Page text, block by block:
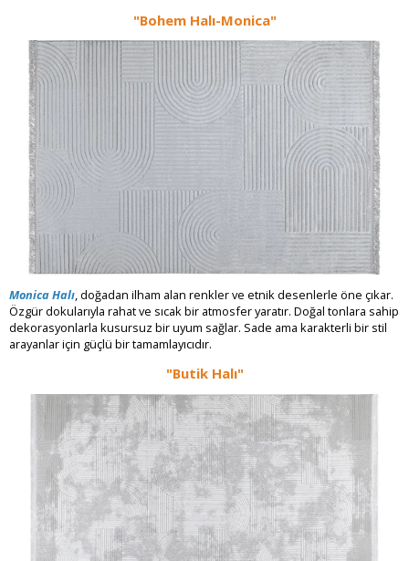
"Bohem Halı-Monica"
Monica Halı, doğadan ilham alan renkler ve etnik desenlerle öne çıkar.
Özgür dokularıyla rahat ve sıcak bir atmosfer yaratır. Doğal tonlara sahip
dekorasyonlarla kusursuz bir uyum sağlar. Sade ama karakterli bir stil
arayanlar için güçlü bir tamamlayıcıdır.
"Butik Halı"